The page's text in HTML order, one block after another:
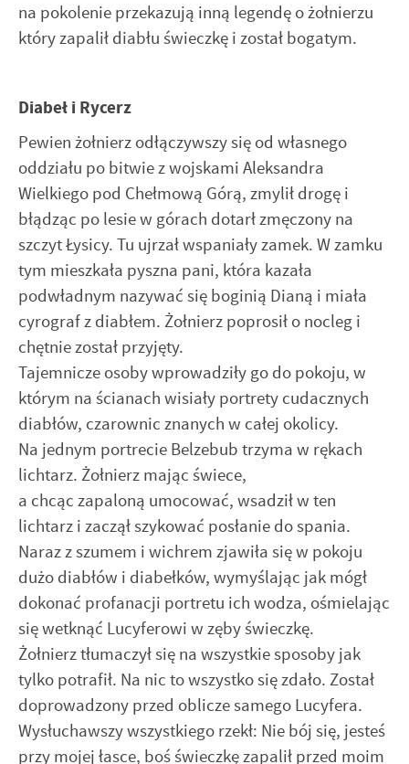
na pokolenie przekazują inną legendę o żołnierzu
który zapalił diabłu świeczkę i został bogatym.
Diabeł i Rycerz
Pewien żołnierz odłączywszy się od własnego
oddziału po bitwie z wojskami Aleksandra
Wielkiego pod Chełmową Górą, zmylił drogę i
błądząc po lesie w górach dotarł zmęczony na
szczyt Łysicy. Tu ujrzał wspaniały zamek. W zamku
tym mieszkała pyszna pani, która kazała
podwładnym nazywać się boginią Dianą i miała
cyrograf z diabłem. Żołnierz poprosił o nocleg i
chętnie został przyjęty.
Tajemnicze osoby wprowadziły go do pokoju, w
którym na ścianach wisiały portrety cudacznych
diabłów, czarownic znanych w całej okolicy.
Na jednym portrecie Belzebub trzyma w rękach
lichtarz. Żołnierz mając świece,
a chcąc zapaloną umocować, wsadził w ten
lichtarz i zaczął szykować posłanie do spania.
Naraz z szumem i wichrem zjawiła się w pokoju
dużo diabłów i diabełków, wymyślając jak mógł
dokonać profanacji portretu ich wodza, ośmielając
się wetknąć Lucyferowi w zęby świeczkę.
Żołnierz tłumaczył się na wszystkie sposoby jak
tylko potrafił. Na nic to wszystko się zdało. Został
doprowadzony przed oblicze samego Lucyfera.
Wysłuchawszy wszystkiego rzekł: Nie bój się, jesteś
przy mojej łasce, boś świeczkę zapalił przed moim